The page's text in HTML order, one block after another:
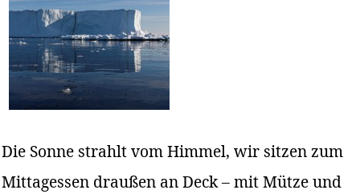
Die Sonne strahlt vom Himmel, wir sitzen zum
Mittagessen draußen an Deck – mit Mütze und